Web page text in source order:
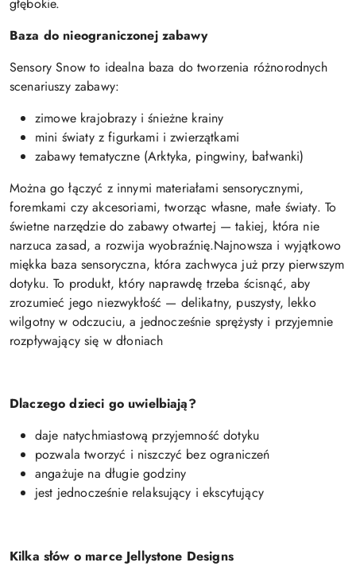
głębokie.
Baza do nieograniczonej zabawy
Sensory Snow to idealna baza do tworzenia różnorodnych
scenariuszy zabawy:
zimowe krajobrazy i śnieżne krainy
mini światy z figurkami i zwierzątkami
zabawy tematyczne (Arktyka, pingwiny, bałwanki)
Można go łączyć z innymi materiałami sensorycznymi,
foremkami czy akcesoriami, tworząc własne, małe światy. To
świetne narzędzie do zabawy otwartej — takiej, która nie
narzuca zasad, a rozwija wyobraźnię.Najnowsza i wyjątkowo
miękka baza sensoryczna, która zachwyca już przy pierwszym
dotyku. To produkt, który naprawdę trzeba ścisnąć, aby
zrozumieć jego niezwykłość — delikatny, puszysty, lekko
wilgotny w odczuciu, a jednocześnie sprężysty i przyjemnie
rozpływający się w dłoniach
Dlaczego dzieci go uwielbiają?
daje natychmiastową przyjemność dotyku
pozwala tworzyć i niszczyć bez ograniczeń
angażuje na długie godziny
jest jednocześnie relaksujący i ekscytujący
Kilka słów o marce Jellystone Designs